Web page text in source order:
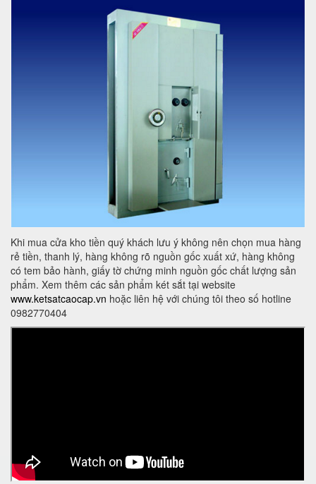
Khi mua cửa kho tiền quý khách lưu ý không nên chọn mua hàng
rẻ tiền, thanh lý, hàng không rõ nguồn gốc xuất xứ, hàng không
có tem bảo hành, giấy tờ chứng minh nguồn gốc chất lượng sản
phẩm. Xem thêm các sản phẩm két sắt tại website
www.ketsatcaocap.vn hoặc liên hệ với chúng tôi theo số hotline
0982770404